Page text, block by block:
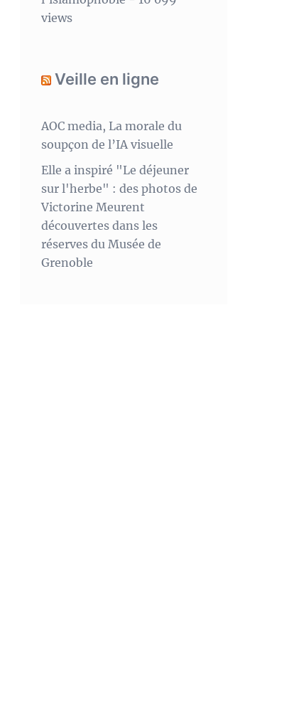
views
Veille en ligne
AOC media, La morale du
soupçon de l’IA visuelle
Elle a inspiré "Le déjeuner
sur l'herbe" : des photos de
Victorine Meurent
découvertes dans les
réserves du Musée de
Grenoble